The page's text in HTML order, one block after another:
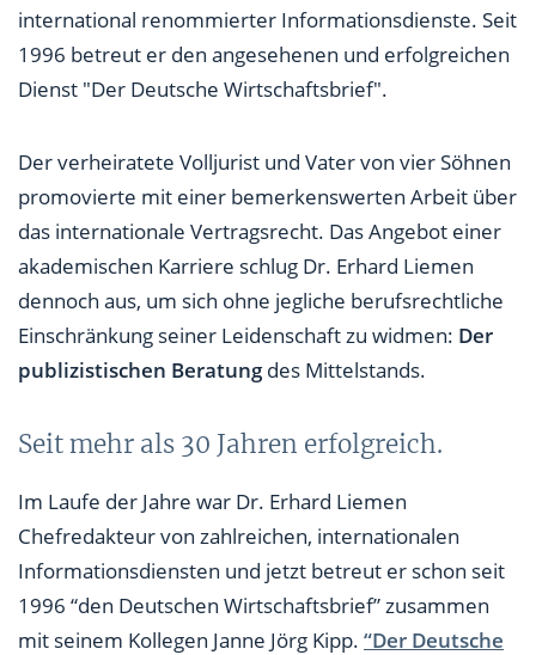
international renommierter Informationsdienste. Seit
1996 betreut er den angesehenen und erfolgreichen
Dienst "Der Deutsche Wirtschaftsbrief".
Der verheiratete Volljurist und Vater von vier Söhnen
promovierte mit einer bemerkenswerten Arbeit über
das internationale Vertragsrecht. Das Angebot einer
akademischen Karriere schlug Dr. Erhard Liemen
dennoch aus, um sich ohne jegliche berufsrechtliche
Einschränkung seiner Leidenschaft zu widmen: Der
publizistischen Beratungdes Mittelstands.
Seit mehr als 30 Jahren erfolgreich.
Im Laufe der Jahre war Dr. Erhard Liemen
Chefredakteur von zahlreichen, internationalen
Informationsdiensten und jetzt betreut er schon seit
1996 “den Deutschen Wirtschaftsbrief” zusammen
mit seinem Kollegen Janne Jörg Kipp. “Der Deutsche